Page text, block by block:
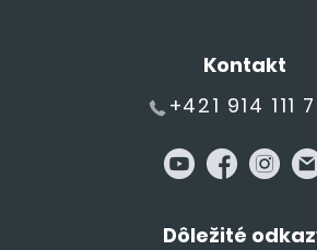
Kontakt
+421 914 111
Dôležité